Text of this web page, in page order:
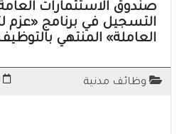
صندوق الاستثمارات
التسجيل في برنامج «عزم
العاملة» المنتهي
وظائف مدنية